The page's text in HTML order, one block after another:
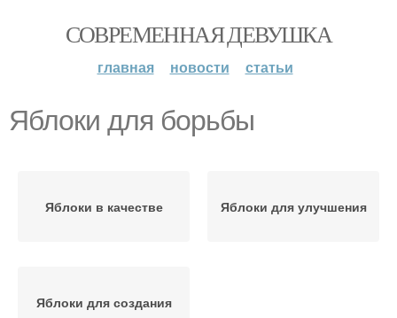
СОВРЕМЕННАЯ ДЕВУШКА
главная новости статьи
Яблоки для борьбы
Яблоки в качестве Яблоки для улучшения
Яблоки для создания